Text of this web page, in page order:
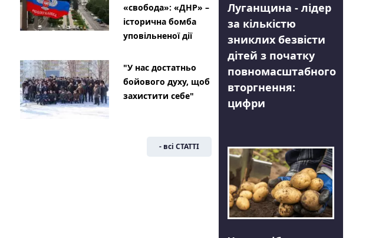
«свобода»: «ДНР» –
історична бомба
уповільненої дії
"У нас достатньо
бойового духу, щоб
захистити себе"
- всі СТАТТІ
Луганщина - лідер
за кількістю
зниклих безвісти
дітей з початку
повномасштабного
вторгнення:
цифри